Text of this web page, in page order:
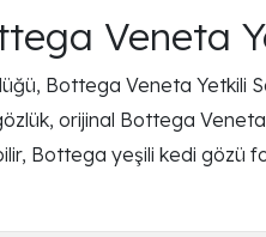
Veneta
Bottega Veneta Yetkili
orijinal Bottega
Bottega yeşili kedi